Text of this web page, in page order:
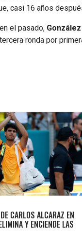
casi 16 años
el pasado,
ronda por
CARLOS ALCARAZ EN
Y ENCIENDE LAS